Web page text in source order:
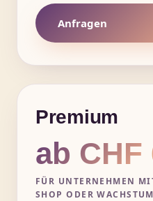
Anfragen
Premium
ab CHF
FÜR UNTERNEHMEN
SHOP ODER WACHSTUM